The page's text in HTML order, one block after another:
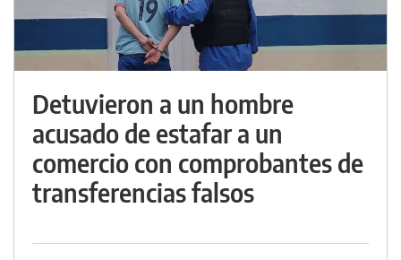
Detuvieron a un hombre
acusado de estafar a un
comercio con comprobantes de
transferencias falsos